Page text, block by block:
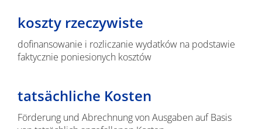
koszty rzeczywiste
dofinansowanie i rozliczanie wydatków na podstawie
faktycznie poniesionych kosztów
tatsächliche Kosten
Förderung und Abrechnung von Ausgaben auf Basis